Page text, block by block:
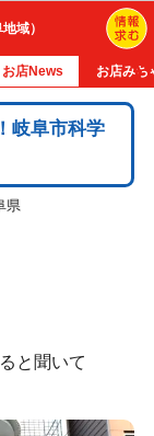
域）
お店News お店みち
岐阜市科学
県
と聞いて